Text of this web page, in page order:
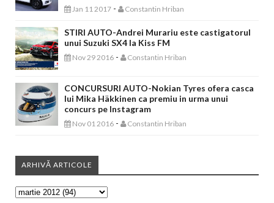
Jan 11 2017 - Constantin Hriban
STIRI AUTO-Andrei Murariu este castigatorul
unui Suzuki SX4 la Kiss FM
Nov 29 2016 - Constantin Hriban
CONCURSURI AUTO-Nokian Tyres ofera casca
lui Mika Häkkinen ca premiu in urma unui
concurs pe Instagram
Nov 01 2016 - Constantin Hriban
ARHIVĂ ARTICOLE